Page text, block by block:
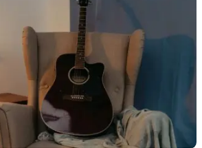
Retningslinjer
Annonsepolicy
Brukervilkår
Cookiepolicy
Etiske retningslinjer
Personvernerklæring
Redaksjonell policy